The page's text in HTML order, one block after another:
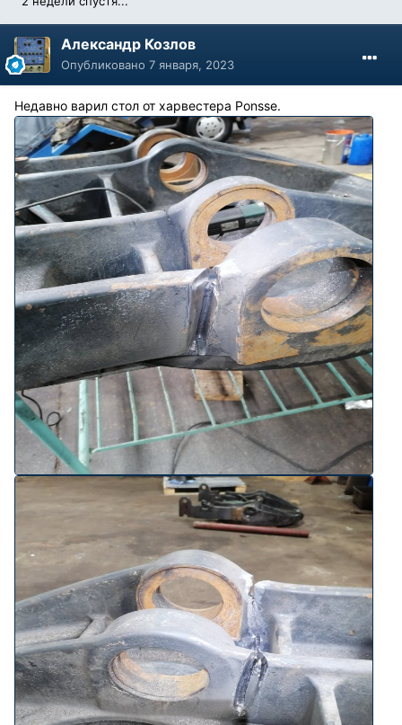
Александр Козлов
Опубликовано 7 января, 2023
Недавно варил стол от харвестера Ponsse.